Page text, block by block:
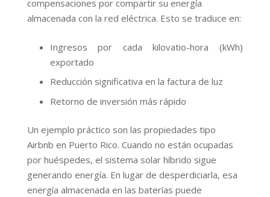
compensaciones por compartir su energía
almacenada con la red eléctrica. Esto se traduce en:
Ingresos por cada kilovatio-hora (kWh)
exportado
Reducción significativa en la factura de luz
Retorno de inversión más rápido
Un ejemplo práctico son las propiedades tipo
Airbnb en Puerto Rico. Cuando no están ocupadas
por huéspedes, el sistema solar híbrido sigue
generando energía. En lugar de desperdiciarla, esa
energía almacenada en las baterías puede